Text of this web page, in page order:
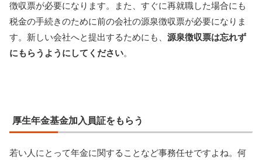
徴収票が必要になります。また、すぐに再就職した場合にも
税金の手続きのために前の会社の源泉徴収票が必要になりま
す。新しい会社へと提出するためにも、 源泉徴収票は忘れず
にもらうようにしてください。
厚生年金基金加入員証をもらう
若い人にとって年金に関することなど事務任せですよね。何